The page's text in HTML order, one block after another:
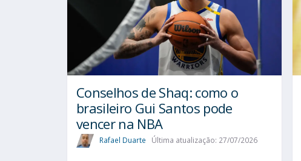
Conselhos de Shaq: como o
brasileiro Gui Santos pode
vencer na NBA
Rafael Duarte Última atualização: 27/07/2026